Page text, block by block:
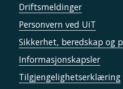
Driftsmeldinger
Personvern ved UiT
Sikkerhet, beredskap og
Informasjonskapsler
Tilgjengelighetserklæring